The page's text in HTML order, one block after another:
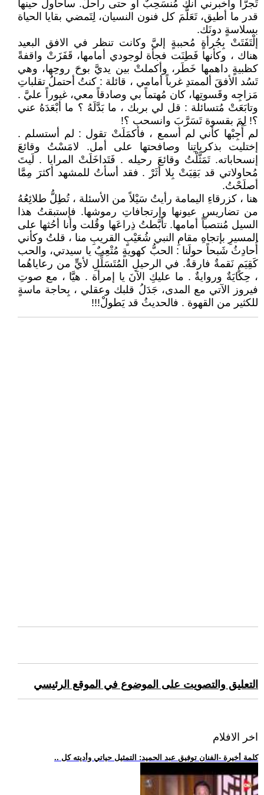
تَجرَّأ وأخبرني أنك مُنسَحِبٌ أو حتى راحلٌ. سأحاول حينها
قدر ما أطيق، تَعَلُّمَ كل فنون النسيان، لِتَمضي بقايا الحياة
بسلاسةٍ دونَك.
إلْتَفَتَتْ بِجُرأةٍ مُحببةٍ إليَّ وكانت تنظر في الافق البعيد
هناك ، وكأنها فَطِنَت فجأة لوجودي أمامها، قَفَزَتْ واقفةً
كظبيةٍ داهمها خَطَر، وأكملتْ بين يديَّ بوحَ روحِها، وهي
تَسُد الأفقَ ألممتدِ غرباً أمامي ، قائلة : كنتُ أحتملُ تقلباتِ
مَزاجِه وقَسوتِها، كان مُهتماً بي وصادقاً معي، غيوراً عليَّ .
وتابَعَتْ مُتسائلة : قل لي بربك ، ما بَدَّلَهُ ؟ ما أبْعَدَهُ عني
؟! لِمَ بقسوة تَسَرَّبَ وانسحب ؟!
لم أُجِبْها كأني لم أسمع ، فأكمَلَتْ تقول : لم أستسلم .
إختليت بذكرياتِنا وصافحتها على أمل. لامَسْتُ وقائعَ
إنسحاباته. تَمَثَّلْتُ وقائعَ رحيله . فَتَداخَلَتْ المرايا . لَيتَ
مُحاولاتي قد بَقِيَتْ بِلا أثَرْ . فقد أسأتُ للمشهد أكثرَ مِمَّا
أصلَحْتُ.
هنا ، كزرقاءِ اليمامة رأيتُ سَيْلاً من الأسئلة ، تُطِلُّ طلائِعُهُ
من تضاريسِ عيونها وإرتجافاتِ رموشها. فإستبقتُ هذا
السيل مُنتصباً أمامها. تأبَّطتُ ذِراعَها وقُلت وأنا أحُثها على
المسيرِ بإتجاهِ مقامِ النبي شُعَيْبٍ القريبِ منا ، قلتُ وكأني
أُحادِثُ شَبحاً حولَنا : الحبُّ كهويةٍ مُتْعِبٌ يا سيدتي، والحب
كَقِيَمٍ نَقمةٌ فارقةٌ. في الرحيلِ المُتَسَلِّلِ لأيٍّ من رعاياهُما
، حِكايَةٌ وروايةٌ . ما عليكِ الآنَ يا إمرأة . هيَّا ، مع صوتِ
فيروز الآتي مع المدى، جَدَلُ قلبك وعقلي ، بِحاجة ماسةٍ
للكثير من القهوة . فالحديثُ قد يَطولْ!!!
التعليق والتصويت على الموضوع في الموقع الرئيسي
اخر الافلام
.. كلمة أخيرة -الفنان توفيق عبد الحميد: التمثيل حياتي وأديته كل